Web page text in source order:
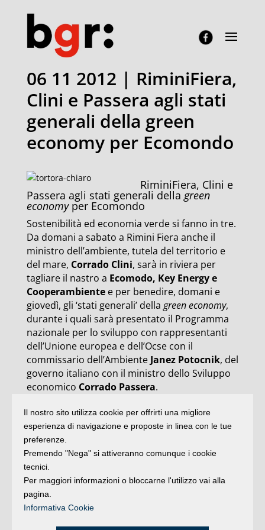
06 11 2012 | RiminiFiera,
Clini e Passera agli stati
generali della green
economy per Ecomondo
RiminiFiera, Clini e
Passera agli stati generali della green
economyper Ecomondo
Sostenibilità ed economia verde si fanno in tre.
Da domani a sabato a Rimini Fiera anche il
ministro dell’ambiente, tutela del territorio e
del mare, Corrado Clini, sarà in riviera per
tagliare il nastro a Ecomodo, Key Energy e
Cooperambientee per benedire, domani e
giovedì, gli ‘stati generali’ della green economy,
durante i quali sarà presentato il Programma
nazionale per lo sviluppo con rappresentanti
dell’Unione europea e dell’Ocse con il
commissario dell’Ambiente Janez Potocnik, del
governo italiano con il ministro dello Sviluppo
economico Corrado Passera.
eventi curati dal comitato scientifico
coordinato da Luciano Morselli, è consultabile
suwww.ecomondo.com
raggiungibile direttamente in treno grazie alla
stazione di linea (Milano – Bari) a 50 metri
dall’ingresso sud della manifestazione (info
orari sul sito
www.trenitalia.com
Il nostro sito utilizza cookie per offrirti una migliore
esperienza di navigazione e proposte in linea con le tue
preferenze.
Premendo "Nega" si attiveranno comunque i cookie
tecnici.
Per maggiori informazioni o bloccarne l'utilizzo vai alla
pagina.
Informativa Cookie